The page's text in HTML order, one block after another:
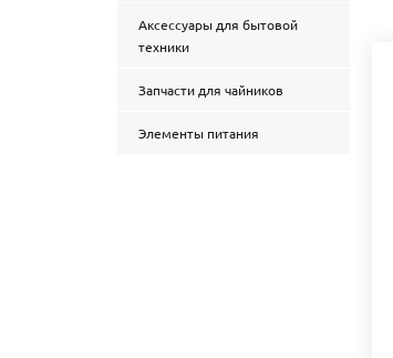
Аксессуары для бытовой
техники
Запчасти для чайников
Элементы питания